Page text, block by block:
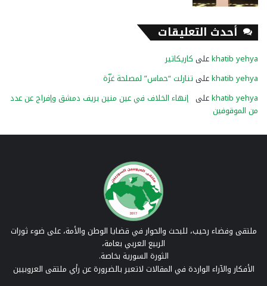
أحدث التعليقات
khatib yehyaعلى كاريكاتير
khatib yehyaعلى تنازلت “حماس” لمصلحة غزّة
khatib yehyaعلى إنهاء الخلاف في عين منين بريف دمشق وإفراج عن عدد
من الموقوفين
ملتقى وفضاء رحيب، للبحث والحوار في قضايا الوطن والأمة، على ضوء ثورات
الربيع العربي بعامة،
الثورة السورية بخاصة.
الأفكار والآراء الواردة في المقالات لاتعبر بالضرورة عن رأي ملتقى العروبيين